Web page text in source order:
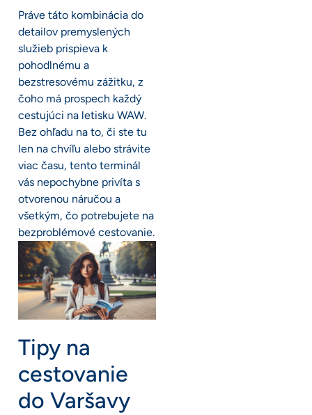
Práve táto kombinácia do
detailov premyslených
služieb prispieva k
pohodlnému a
bezstresovému zážitku, z
čoho má prospech každý
cestujúci na letisku WAW.
Bez ohľadu na to, či ste tu
len na chvíľu alebo strávite
viac času, tento terminál
vás nepochybne privíta s
otvorenou náručou a
všetkým, čo potrebujete na
bezproblémové cestovanie.
Tipy na
cestovanie
do Varšavy